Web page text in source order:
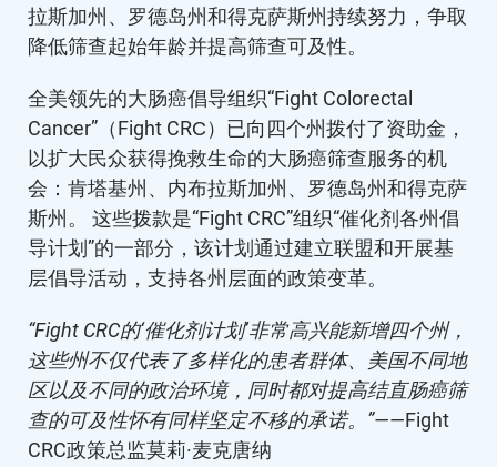
拉斯加州、罗德岛州和得克萨斯州持续努力，争取
降低筛查起始年龄并提高筛查可及性。
全美领先的大肠癌倡导组织“Fight Colorectal
Cancer”（Fight CRC）已向四个州拨付了资助金，
以扩大民众获得挽救生命的大肠癌筛查服务的机
会：肯塔基州、内布拉斯加州、罗德岛州和得克萨
斯州。 这些拨款是“Fight CRC”组织“催化剂各州倡
导计划”的一部分，该计划通过建立联盟和开展基
层倡导活动，支持各州层面的政策变革。
“Fight CRC的‘催化剂计划’非常高兴能新增四个州，
这些州不仅代表了多样化的患者群体、美国不同地
区以及不同的政治环境，同时都对提高结直肠癌筛
查的可及性怀有同样坚定不移的承诺。”——Fight
CRC政策总监莫莉·麦克唐纳